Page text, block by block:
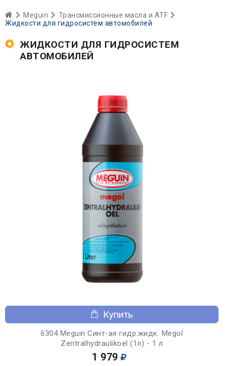
Meguin
Трансмиссионные масла и ATF
Жидкости для гидросистем автомобилей
ЖИДКОСТИ ДЛЯ ГИДРОСИСТЕМ
АВТОМОБИЛЕЙ
Купить
6304 Meguin Синт-ая гидр.жидк. Megol
Zentralhydraulikoel (1л) - 1 л
1 979